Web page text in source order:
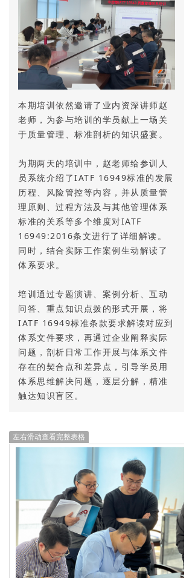
本期培训依然邀请了业内资深讲师赵
老师，为参与培训的学员献上一场关
于质量管理、标准剖析的知识盛宴。
为期两天的培训中，赵老师给参训人
员系统介绍了IATF 16949标准的发展
历程、风险管控等内容，并从质量管
理原则、过程方法及与其他管理体系
标准的关系等多个维度对IATF
16949:2016条文进行了详细解读。
同时，结合实际工作案例生动解读了
体系要求。
培训通过专题演讲、案例分析、互动
问答、重点知识点拨的形式开展，将
IATF 16949标准条款要求解读对应到
体系文件要求，再通过企业阐释实际
问题，剖析日常工作开展与体系文件
存在的契合点和差异点，引导学员用
体系思维解决问题，逐层分解，精准
触达知识盲区。
左右滑动查看完整表格